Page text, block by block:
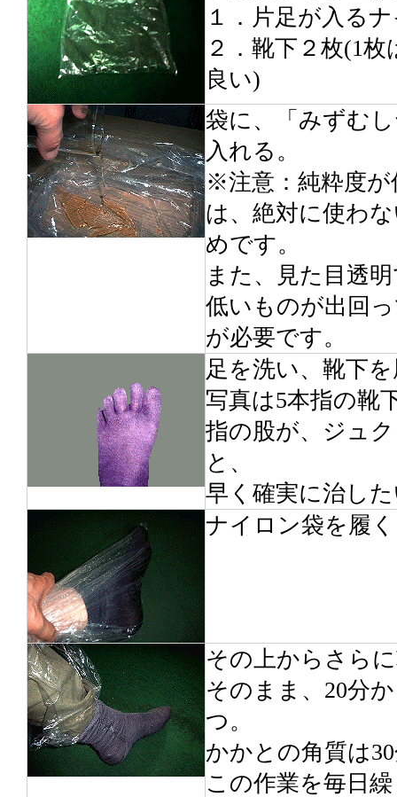
１．片足が入る
２．靴下２枚(1
良い)
袋に、「みずむ
入れる。
※注意：純粋度が
は、絶対に使わ
めです。
また、見た目透
低いものが出回
が必要です。
足を洗い、靴下
写真は5本指の靴
指の股が、ジュ
と、
早く確実に治し
ナイロン袋を履
その上からさら
そのまま、20分
つ。
かかとの角質は
この作業を毎日